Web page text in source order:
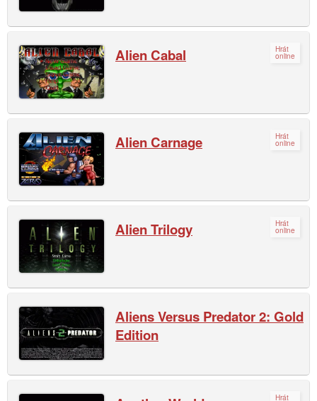
Hrát
online
Alien Cabal
Hrát
online
Alien Carnage
Hrát
online
Alien Trilogy
Aliens Versus Predator 2: Gold
Edition
Hrát